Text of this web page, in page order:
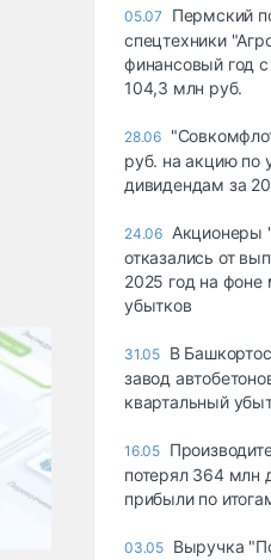
05.07
Пермский
спецтехники
финансовый год
104,3 млн руб.
28.06
руб. на акцию по
дивидендам за
24.06 Акционеры
отказались от
2025 год на
убытков
31.05 В
завод
квартальный
16.05
потерял 364 млн
прибыли по
03.05 Выручка